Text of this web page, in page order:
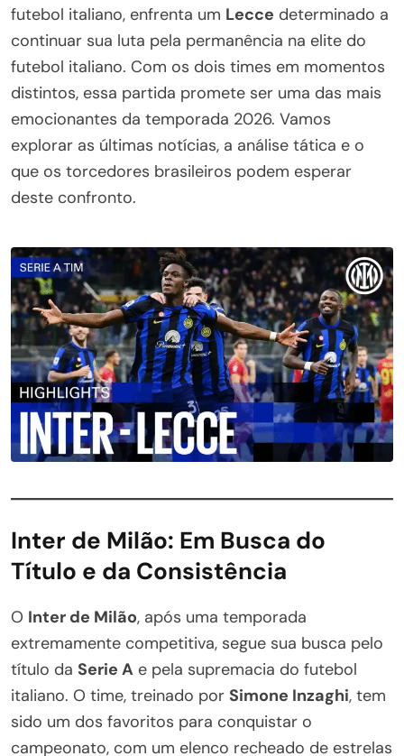
futebol italiano, enfrenta um Lecce determinado a
continuar sua luta pela permanência na elite do
futebol italiano. Com os dois times em momentos
distintos, essa partida promete ser uma das mais
emocionantes da temporada 2026. Vamos
explorar as últimas notícias, a análise tática e o
que os torcedores brasileiros podem esperar
deste confronto.
Inter de Milão: Em Busca do
Título e da Consistência
O Inter de Milão, após uma temporada
extremamente competitiva, segue sua busca pelo
título da Serie A e pela supremacia do futebol
italiano. O time, treinado por Simone Inzaghi, tem
sido um dos favoritos para conquistar o
campeonato, com um elenco recheado de estrelas